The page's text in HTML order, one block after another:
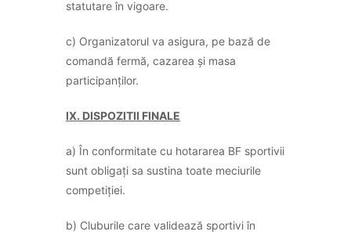
statutare în vigoare.
c) Organizatorul va asigura, pe bază de
comandă fermă, cazarea și masa
participanților.
IX. DISPOZITII FINALE
a) În conformitate cu hotararea BF sportivii
sunt obligați sa sustina toate meciurile
competiției.
b) Cluburile care validează sportivi în